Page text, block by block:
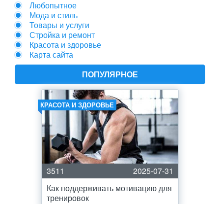
Любопытное
Мода и стиль
Товары и услуги
Стройка и ремонт
Красота и здоровье
Карта сайта
ПОПУЛЯРНОЕ
КРАСОТА И ЗДОРОВЬЕ
3511
2025-07-31
Как поддерживать мотивацию для
тренировок